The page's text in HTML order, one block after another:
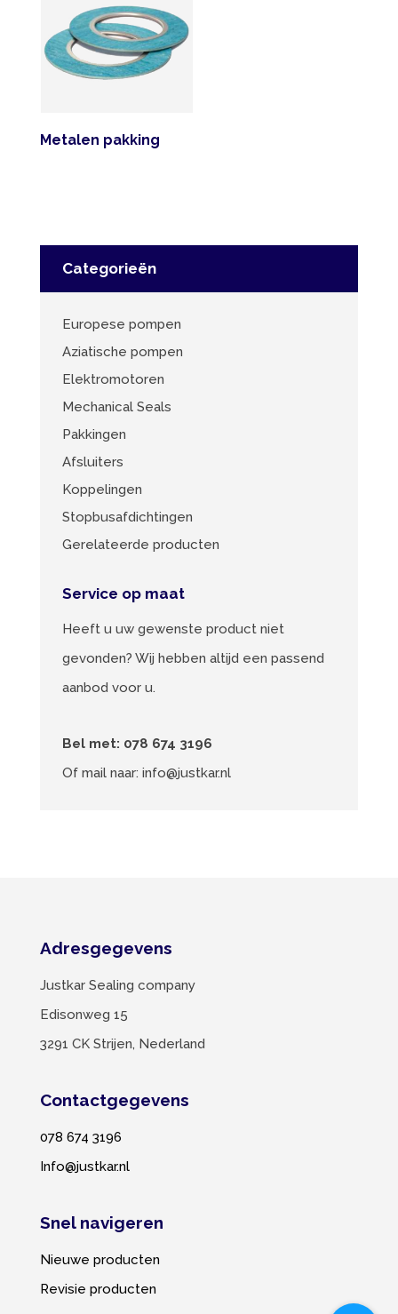
Metalen pakking
Categorieën
Europese pompen
Aziatische pompen
Elektromotoren
Mechanical Seals
Pakkingen
Afsluiters
Koppelingen
Stopbusafdichtingen
Gerelateerde producten
Service op maat
Heeft u uw gewenste product niet
gevonden? Wij hebben altijd een passend
aanbod voor u.
Bel met: 078 674 3196
Of mail naar: info@justkar.nl
Adresgegevens
Justkar Sealing company
Edisonweg 15
3291 CK Strijen, Nederland
Contactgegevens
078 674 3196
Info@justkar.nl
Snel navigeren
Nieuwe producten
Revisie producten